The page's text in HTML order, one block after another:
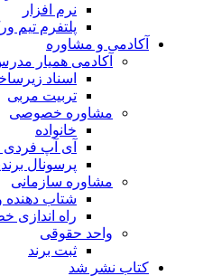
نرم افزار
پلتفرم تیم ورک و
آکادمی و مشاوره
آکادمی همیار مدرس
اسناد زیرساختی و
تربیت مربی
مشاوره خصوصی
خانواده
آی آپ فردی توسعه
پرسونال برندینگ
مشاوره سازمانی
شتاب دهنده و
راه اندازی خط
واحد حقوقی
ثبت برند
کتاب نشر شد